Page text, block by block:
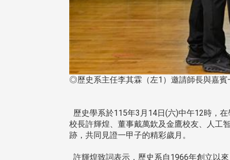
◎歷史系主任李其霖（左1）邀請師長與嘉
歷史學系於115年3月14日(六)中午12時，
校長許輝煌、董事戴萬欽及金鷹校友、人工
跡，共同見證一甲子的精彩歲月。
許輝煌致詞表示，歷史系自1966年創立以